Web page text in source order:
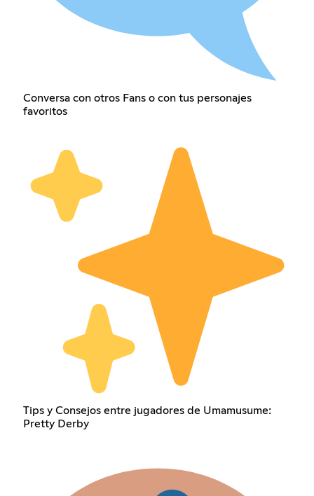
Conversa con otros Fans o con tus personajes
favoritos
Tips y Consejos entre jugadores de Umamusume:
Pretty Derby